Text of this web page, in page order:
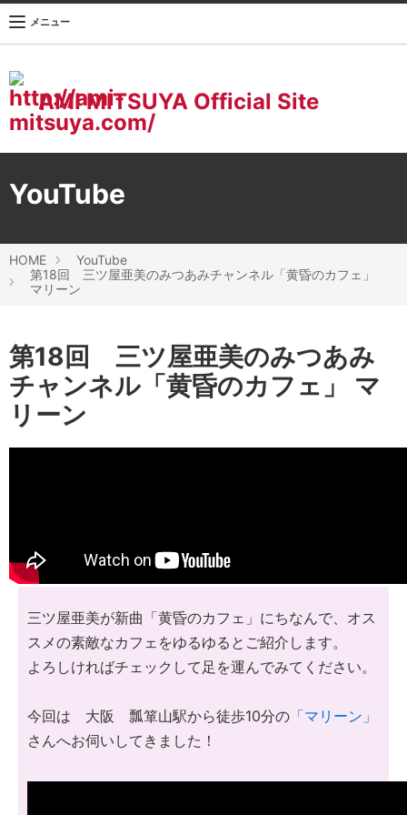
AMI MITSUYA Official Site
メニュー
YouTube
HOME
YouTube
第18回 三ツ屋亜美のみつあみチャンネル「黄昏のカフェ」
マリーン
第18回 三ツ屋亜美のみつあみ
チャンネル「黄昏のカフェ」 マ
リーン
三ツ屋亜美が新曲「黄昏のカフェ」にちなんで、オス
スメの素敵なカフェをゆるゆるとご紹介します。
よろしければチェックして足を運んでみてください。
今回は 大阪 瓢箪山駅から徒歩10分の 「マリーン」
さんへお伺いしてきました！